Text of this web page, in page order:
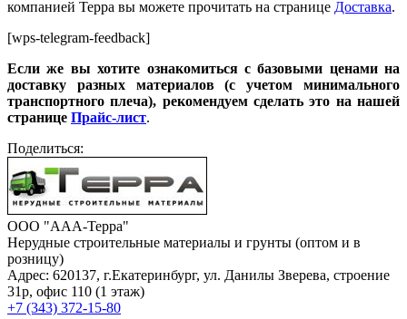
компанией Терра вы можете прочитать на странице Доставка.
[wps-telegram-feedback]
Если же вы хотите ознакомиться с базовыми ценами на
доставку разных материалов (с учетом минимального
транспортного плеча), рекомендуем сделать это на нашей
странице Прайс-лист.
Поделиться:
ООО "ААА-Терра"
Нерудные строительные материалы и грунты (оптом и в
розницу)
Адрес: 620137, г.Екатеринбург, ул. Данилы Зверева, строение
31р, офис 110 (1 этаж)
+7 (343) 372-15-80